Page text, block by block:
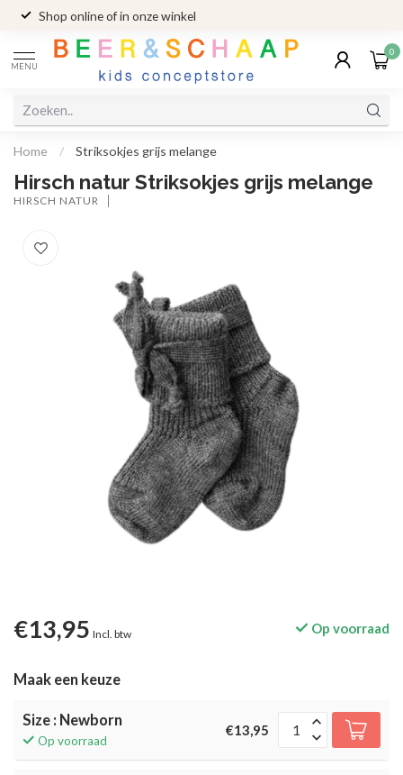
Shop online of in onze winkel
MENU
0
Home / Striksokjes grijs melange
Hirsch natur Striksokjes grijs melange
HIRSCH NATUR
€13,95 Incl. btw Op voorraad
Maak een keuze
Size : Newborn
Op voorraad
€13,95